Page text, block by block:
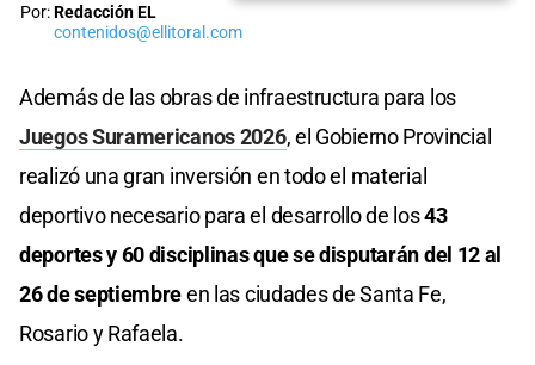
Por:Redacción EL
contenidos@ellitoral.com
Además de las obras de infraestructura para los
Juegos Suramericanos 2026, el Gobierno Provincial
realizó una gran inversión en todo el material
deportivo necesario para el desarrollo de los43
deportes y 60 disciplinas que se disputarán del 12 al
26 de septiembreen las ciudades de Santa Fe,
Rosario y Rafaela.